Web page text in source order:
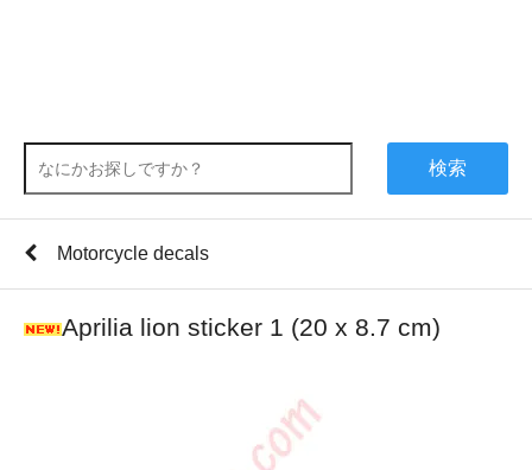
検索
Motorcycle decals
Aprilia lion sticker 1 (20 x 8.7 cm)